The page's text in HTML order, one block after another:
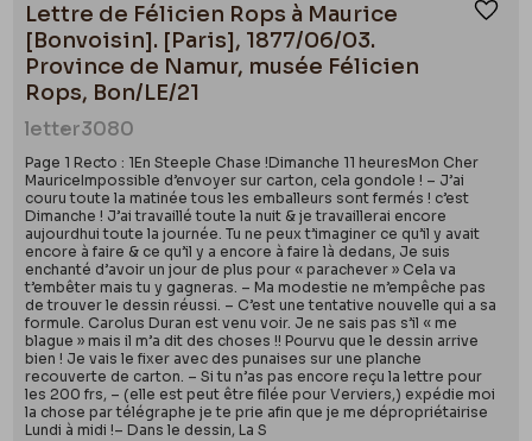
Lettre de Félicien Rops à Maurice
[Bonvoisin]. [Paris], 1877/06/03.
Province de Namur, musée Félicien
Rops, Bon/LE/21
letter3080
Page 1 Recto : 1En Steeple Chase !Dimanche 11 heuresMon Cher
MauriceImpossible d’envoyer sur carton, cela gondole ! – J’ai
couru toute la matinée tous les emballeurs sont fermés ! c’est
Dimanche ! J’ai travaillé toute la nuit & je travaillerai encore
aujourdhui toute la journée. Tu ne peux t’imaginer ce qu’il y avait
encore à faire & ce qu’il y a encore à faire là dedans, Je suis
enchanté d’avoir un jour de plus pour « parachever » Cela va
t’embêter mais tu y gagneras. – Ma modestie ne m’empêche pas
de trouver le dessin réussi. – C’est une tentative nouvelle qui a sa
formule. Carolus Duran est venu voir. Je ne sais pas s’il « me
blague » mais il m’a dit des choses !! Pourvu que le dessin arrive
bien ! Je vais le fixer avec des punaises sur une planche
recouverte de carton. – Si tu n’as pas encore reçu la lettre pour
les 200 frs, – (elle est peut être filée pour Verviers,) expédie moi
la chose par télégraphe je te prie afin que je me dépropriétairise
Lundi à midi !– Dans le dessin, La S